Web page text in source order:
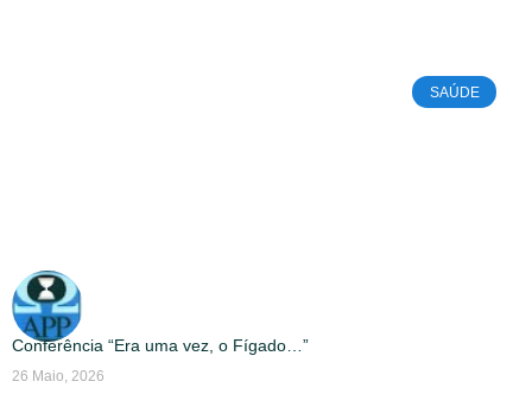
SAÚDE
Conferência “Era uma vez, o Fígado…”
26 Maio, 2026